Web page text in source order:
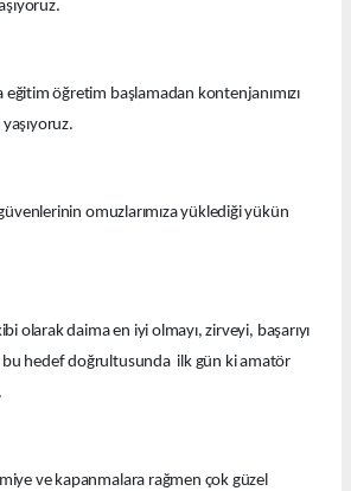
eğitim öğretim başlamadan kontenjanımızı
omuzlarımıza yüklediği yükün
olarak daima en iyi olmayı, zirveyi, başarıyı
hedef doğrultusunda ilk gün ki amatör
ve kapanmalara rağmen çok güzel